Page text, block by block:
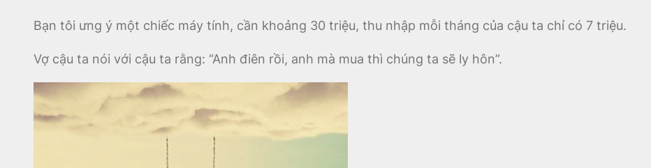
Bạn tôi ưng ý một chiếc máy tính, cần khoảng 30 triệu, thu nhập mỗi tháng của cậu ta chỉ có 7 triệu.
Vợ cậu ta nói với cậu ta rằng: “Anh điên rồi, anh mà mua thì chúng ta sẽ ly hôn”.